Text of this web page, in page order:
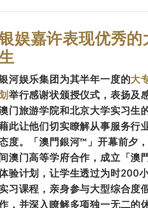
娱嘉许表现优秀的
河娱乐集团为其半年一度的大
举行感谢状颁授仪式，表扬及
门旅游学院和北京大学实习生
此让他们切实瞭解从事服务行
度。「澳門銀河™」开幕前夕
澳门高等学府合作，成立「澳
验计划，让学生透过为时200
习课程，亲身参与大型综合度
，并深入瞭解多项独一无二的